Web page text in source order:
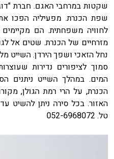
שקטות במרחבי האגם. חברת
שפת הכנרת. מפעיליה הפכו
לחוויה משפחתית. הם מקיימים
מזרחיים של הכנרת. שטים אל
נחל הזאכי ושפך הירדן. השייט
סמוך לציפורים נדירות
המים. במהלך השייט ניתנים
הכנרת, על הרי רמת הגולן,
טל. 052-6968072